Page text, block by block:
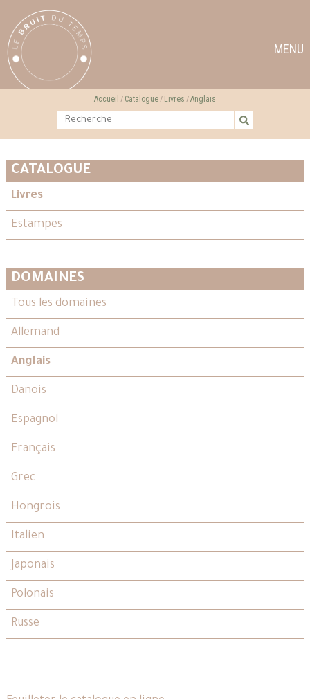
MENU
Accueil Catalogue Livres Anglais
CATALOGUE
Livres
Estampes
DOMAINES
Tous les domaines
Allemand
Anglais
Danois
Espagnol
Français
Grec
Hongrois
Italien
Japonais
Polonais
Russe